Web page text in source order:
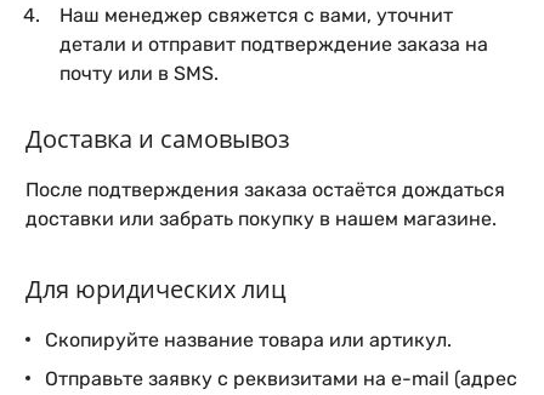
Наш менеджер свяжется с вами, уточнит
детали и отправит подтверждение заказа на
почту или в SMS.
Доставка и самовывоз
После подтверждения заказа остаётся дождаться
доставки или забрать покупку в нашем магазине.
Для юридических лиц
Скопируйте название товара или артикул.
Отправьте заявку с реквизитами на e-mail (адрес